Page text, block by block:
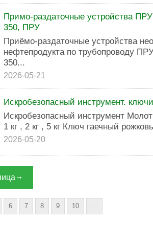
Примо-раздаточные устройства
350, ПРУ
Приёмо-раздаточные устройства
нефтепродукта по трубопроводу
350...
2026-05-21
Искробезопасный инструмент.
Искробезопасный инструмент
1 кг , 2 кг , 5 кг Ключ гаечный
2026-05-20
6 7 8 9 10 ...